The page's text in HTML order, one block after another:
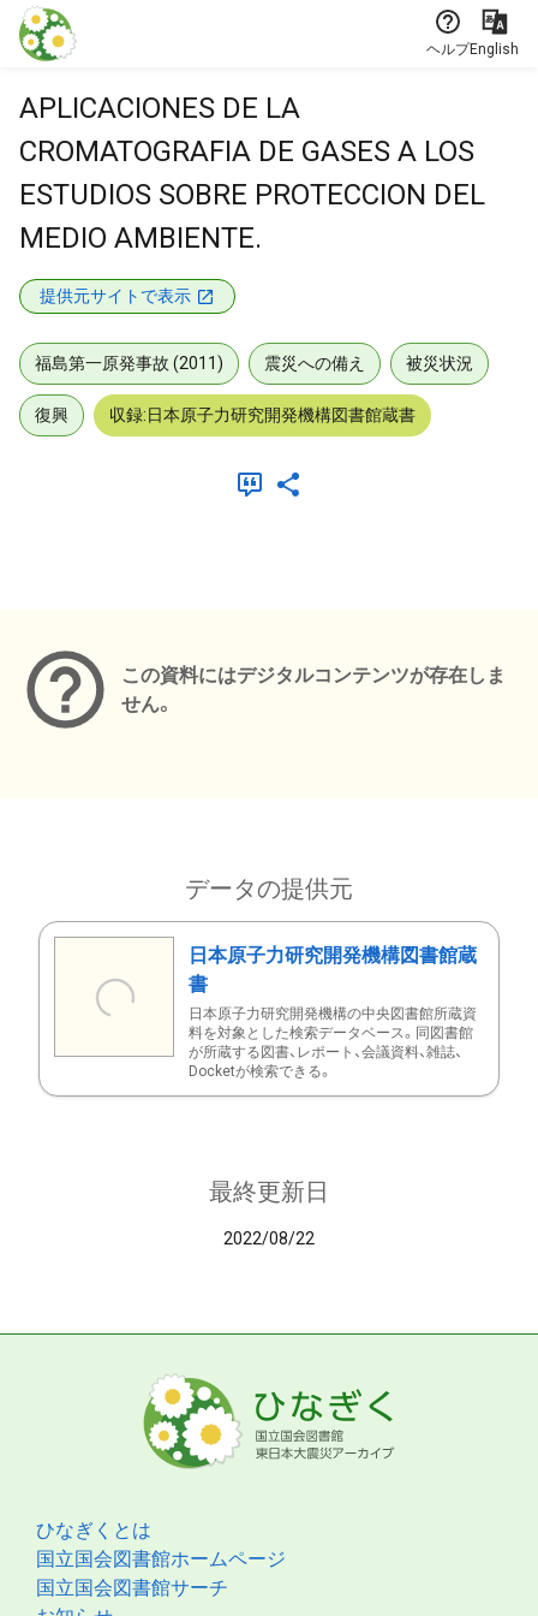
本文に飛ぶ
ヘルプEnglish
APLICACIONES DE LA
CROMATOGRAFIA DE GASES A LOS
ESTUDIOS SOBRE PROTECCION DEL
MEDIO AMBIENTE.
提供元サイトで表示
福島第一原発事故 (2011) 震災への備え 被災状況
復興 収録:日本原子力研究開発機構図書館蔵書
この資料にはデジタルコンテンツが存在しま
せん。
データの提供元
日本原子力研究開発機構図書館蔵
書
日本原子力研究開発機構の中央図書館所蔵資
料を対象とした検索データベース。同図書館
が所蔵する図書、レポート、会議資料、雑誌、
Docketが検索できる。
最終更新日
2022/08/22
ひなぎくとは
国立国会図書館ホームページ
国立国会図書館サーチ